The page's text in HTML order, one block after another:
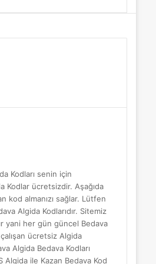
Kodları senin için
Kodlar ücretsizdir. Aşağıda
kod almanızı sağlar. Lütfen
Algida Kodlarıdır. Sitemiz
yani her gün güncel Bedava
ücretsiz Algida
Algida Bedava Kodları
Algida ile Kazan Bedava Kod